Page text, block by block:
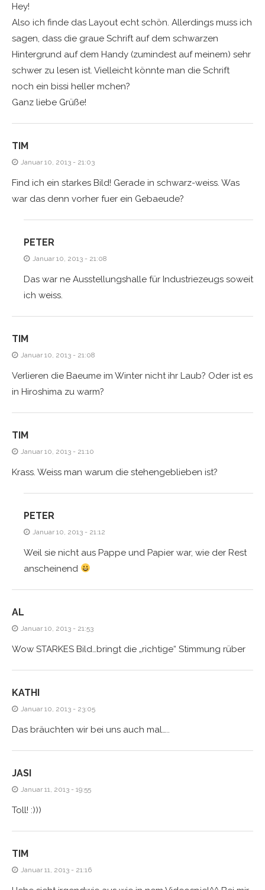
Hey!
Also ich finde das Layout echt schön. Allerdings muss ich
sagen, dass die graue Schrift auf dem schwarzen
Hintergrund auf dem Handy (zumindest auf meinem) sehr
schwer zu lesen ist. Vielleicht könnte man die Schrift
noch ein bissi heller mchen?
Ganz liebe Grüße!
TIM
Januar 10, 2013 - 21:03
Find ich ein starkes Bild! Gerade in schwarz-weiss. Was
war das denn vorher fuer ein Gebaeude?
PETER
Januar 10, 2013 - 21:08
Das war ne Ausstellungshalle für Industriezeugs soweit
ich weiss.
TIM
Januar 10, 2013 - 21:08
Verlieren die Baeume im Winter nicht ihr Laub? Oder ist es
in Hiroshima zu warm?
TIM
Januar 10, 2013 - 21:10
Krass. Weiss man warum die stehengeblieben ist?
PETER
Januar 10, 2013 - 21:12
Weil sie nicht aus Pappe und Papier war, wie der Rest
anscheinend
AL
Januar 10, 2013 - 21:53
Wow STARKES Bild…bringt die „richtige“ Stimmung rüber
KATHI
Januar 10, 2013 - 23:05
Das bräuchten wir bei uns auch mal…..
JASI
Januar 11, 2013 - 19:55
Toll! :)))
TIM
Januar 11, 2013 - 21:16